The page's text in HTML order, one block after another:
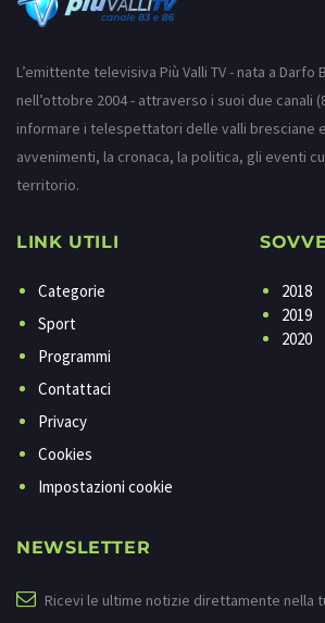
L’emittente televisiva Più Valli TV - nata a Darfo
nell’ottobre 2004 - attraverso i suoi due canali
informare i telespettatori delle valli bresciane
avvenimenti, la cronaca, la politica, gli eventi
territorio.
LINK UTILI
Categorie
Sport
Programmi
Contattaci
Privacy
Cookies
Impostazioni cookie
2018
2019
2020
NEWSLETTER
Ricevi le ultime notizie direttamente nella